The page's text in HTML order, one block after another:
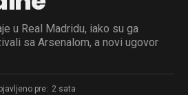
u Real Madridu, iako su ga
sa Arsenalom, a novi ugovor
pre: 2 sata